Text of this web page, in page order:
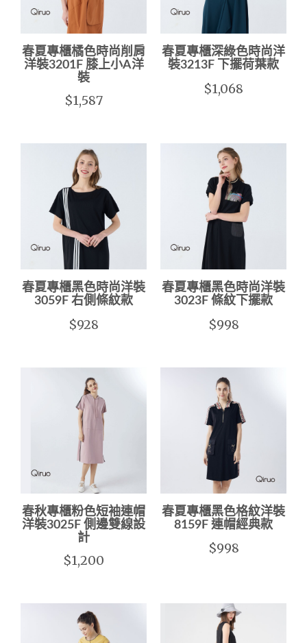
春夏專櫃橘色時尚削肩
洋裝3201F 膝上小A洋
裝
$1,587
春夏專櫃深綠色時尚洋
裝3213F 下擺荷葉款
$1,068
春夏專櫃黑色時尚洋裝
3059F 右側條紋款
$928
春夏專櫃黑色時尚洋裝
3023F 條紋下擺款
$998
春秋專櫃粉色短袖連帽
洋裝3025F 側邊雙線設
計
$1,200
春夏專櫃黑色格紋洋裝
8159F 連帽經典款
$998